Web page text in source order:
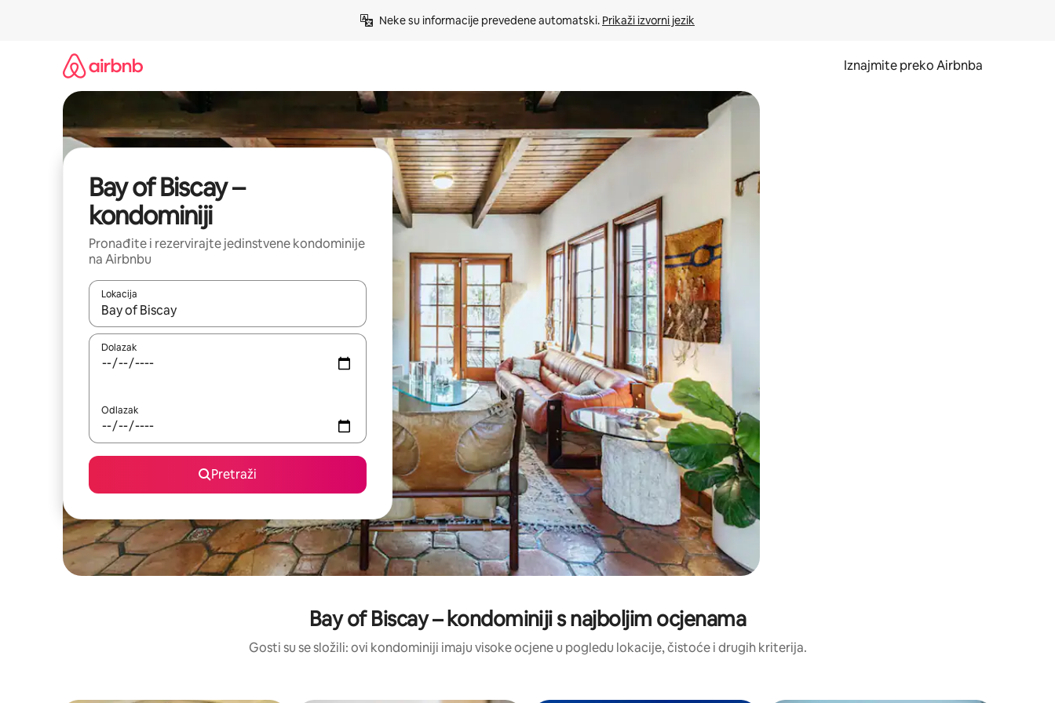
Neke su informacije prevedene automatski. Prikaži izvorni jezik
Iznajmite preko Airbnba
Bay of Biscay –
kondominiji
Pronađite i rezervirajte jedinstvene kondominije
na Airbnbu
Lokacija
Kada budu dostupni rezultati, moći ćete ih pregledati koristeći se strelicama prema gore i prema dolje, kao i dodirom ili prelaskom prstom po zaslonu.
Dolazak
Odlazak
Pretraži
Bay of Biscay – kondominiji s najboljim ocjenama
Gosti su se složili: ovi kondominiji imaju visoke ocjene u pogledu lokacije, čistoće i drugih kriterija.